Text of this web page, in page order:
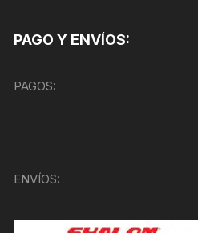
PAGO Y ENVÍOS:
PAGOS:
ENVÍOS: